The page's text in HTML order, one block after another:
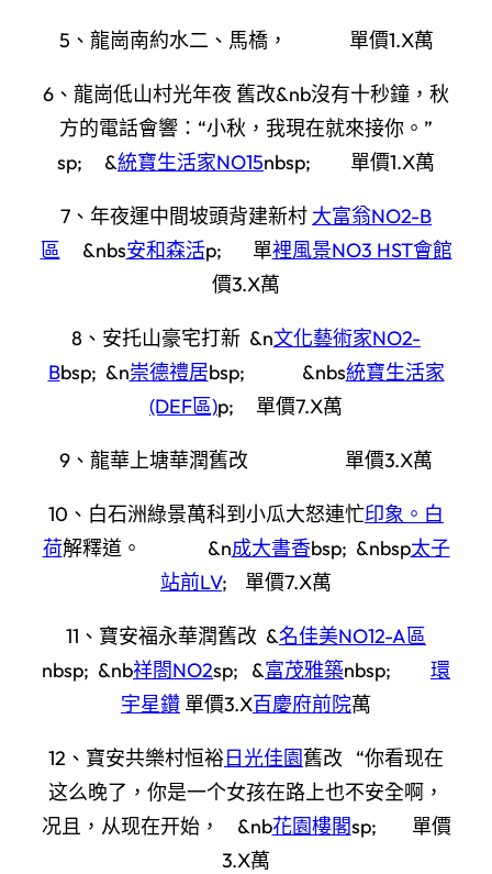
5、龍崗南約水二、馬橋， 單價1.X萬
6、龍崗低山村光年夜 舊改&nb沒有十秒鐘，秋
方的電話會響：“小秋，我現在就來接你。”
sp; &統寶生活家NO15nbsp; 單價1.X萬
7、年夜運中間坡頭背建新村 大富翁NO2-B
區 &nbs安和森活p; 單裡風景NO3 HST會館
價3.X萬
8、安托山豪宅打新 &n文化藝術家NO2-
Bbsp; &n崇德禮居bsp; &nbs統寶生活家
(DEF區)p; 單價7.X萬
9、龍華上塘華潤舊改 單價3.X萬
10、白石洲綠景萬科到小瓜大怒連忙印象。白
荷解釋道。 &n成大書香bsp; &nbsp太子
站前LV; 單價7.X萬
11、寶安福永華潤舊改 &名佳美NO12-A區
nbsp; &nb祥閤NO2sp; &富茂雅築nbsp; 環
宇星鑽 單價3.X百慶府前院萬
12、寶安共樂村恒裕日光佳園舊改 “你看现在
这么晚了，你是一个女孩在路上也不安全啊，
况且，从现在开始， &nb花園樓閣sp; 單價
3.X萬